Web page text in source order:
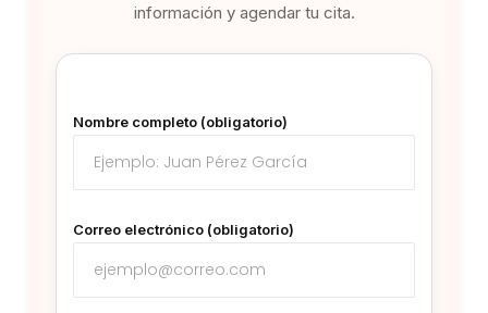
información y agendar tu cita.
Nombre completo (obligatorio)
Correo electrónico (obligatorio)